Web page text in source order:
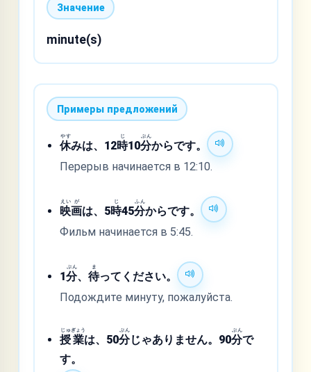
Значение
minute(s)
Примеры предложений
休
やす
みは、12時
じ
10分
ぷん
からです。
Перерыв начинается в 12:10.
映
えい
画
が
は、5時
じ
45分
ふん
からです。
Фильм начинается в 5:45.
1分
ぷん
、待
ま
ってください。
Подождите минуту, пожалуйста.
授
じゅ
業
ぎょう
は、50分
ぷん
じゃありません。90分
ぷん
で
す。